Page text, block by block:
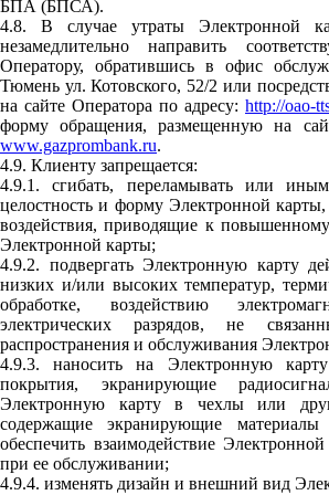
БПА (БПСА).
4.8. В случае утраты Электронной
незамедлительно направить
Оператору, обратившись в офис
Тюмень ул. Котовского, 52/2 или
на сайте Оператора по адресу: http://oao-
форму обращения, размещенную на
www.gazprombank.ru.
4.9. Клиенту запрещается:
4.9.1. сгибать, переламывать или
целостность и форму Электронной
воздействия, приводящие к
Электронной карты;
4.9.2. подвергать Электронную карту
низких и/или высоких температур,
обработке, воздействию
электрических разрядов, не
распространения и обслуживания
4.9.3. наносить на Электронную карту
покрытия, экранирующие
Электронную карту в чехлы или
содержащие экранирующие
обеспечить взаимодействие
при ее обслуживании;
4.9.4. изменять дизайн и внешний вид